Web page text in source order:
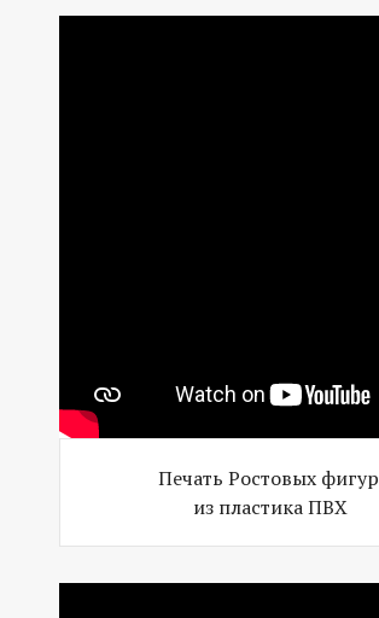
Печать Ростовых фигур
из пластика ПВХ